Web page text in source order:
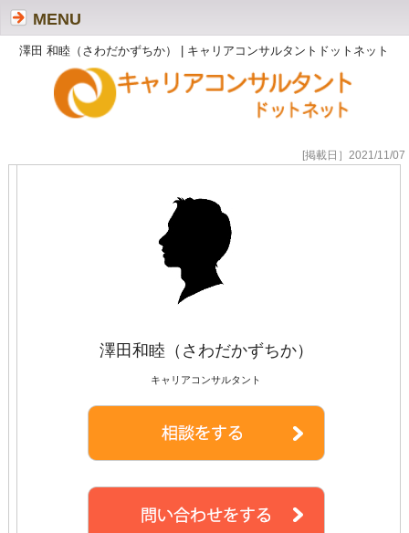
澤田 和睦（さわだかずちか） | キャリアコンサルタントドットネット
MENU
[掲載日］2021/11/07
澤田和睦（さわだかずちか）
キャリアコンサルタント